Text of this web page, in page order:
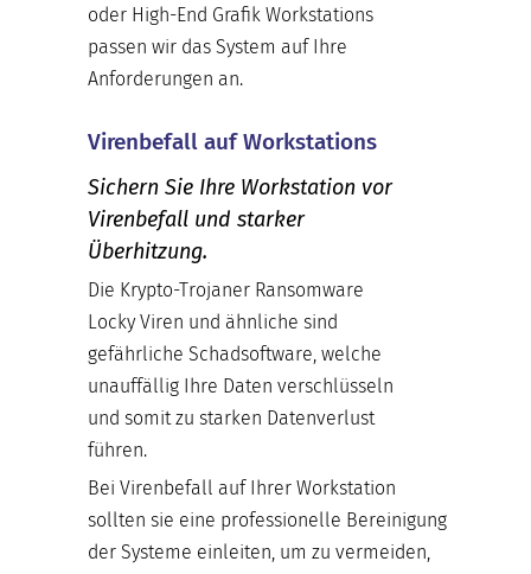
oder High-End Grafik Workstations
passen wir das System auf Ihre
Anforderungen an.
Virenbefall auf Workstations
Sichern Sie Ihre Workstation vor
Virenbefall und starker
Überhitzung.
Die Krypto-Trojaner Ransomware
Locky Viren und ähnliche sind
gefährliche Schadsoftware, welche
unauffällig Ihre Daten verschlüsseln
und somit zu starken Datenverlust
führen.
Bei Virenbefall auf Ihrer Workstation
sollten sie eine professionelle Bereinigung
der Systeme einleiten, um zu vermeiden,